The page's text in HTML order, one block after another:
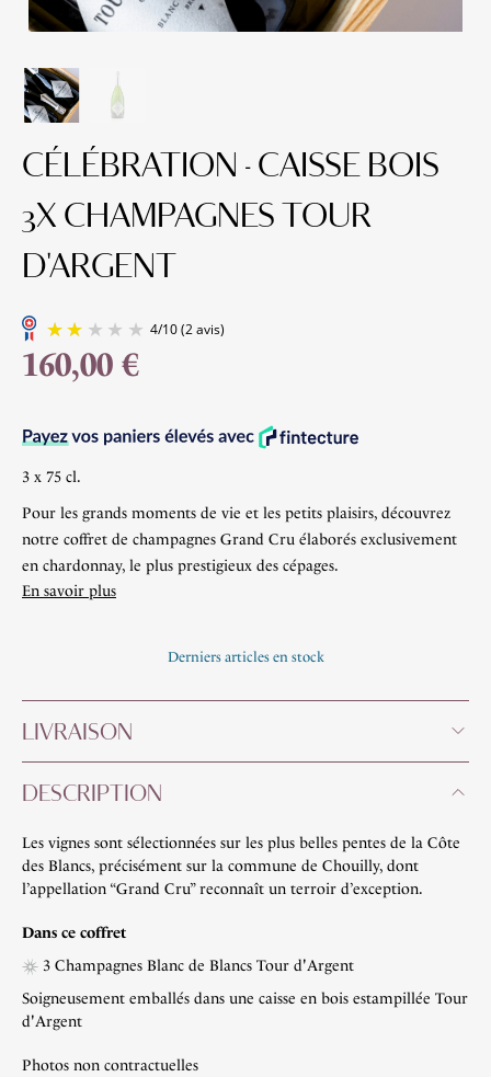
CÉLÉBRATION - CAISSE BOIS
3X CHAMPAGNES TOUR
D'ARGENT
160,00 €
3 x 75 cl.
Pour les grands moments de vie et les petits plaisirs, découvrez
notre coffret de champagnes Grand Cru élaborés exclusivement
en chardonnay, le plus prestigieux des cépages.
En savoir plus
Derniers articles en stock
LIVRAISON
DESCRIPTION
Les vignes sont sélectionnées sur les plus belles pentes de la Côte
des Blancs, précisément sur la commune de Chouilly, dont
l’appellation “Grand Cru” reconnaît un terroir d’exception.
Dans ce coffret
3 Champagnes Blanc de Blancs Tour d'Argent
Soigneusement emballés dans une caisse en bois estampillée Tour
d'Argent
Photos non contractuelles